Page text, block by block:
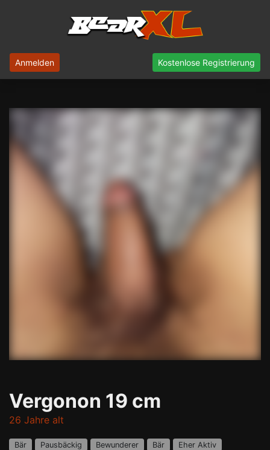
Anmelden Kostenlose Registrierung
Vergonon 19 cm
26 Jahre alt
Bär Pausbäckig Bewunderer Bär
Eher Aktiv